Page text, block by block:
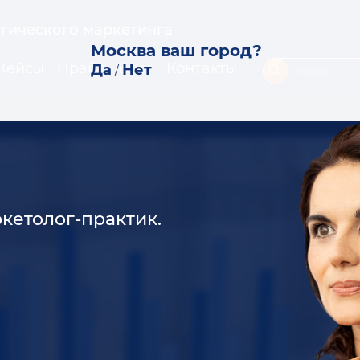
Москва ваш город?
Да / Нет
Прайс Блог
практик.